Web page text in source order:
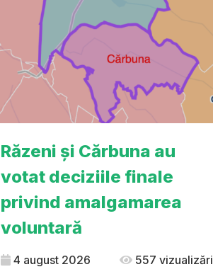
Răzeni și Cărbuna au
votat deciziile finale
privind amalgamarea
voluntară
4 august 2026 557 vizualizări